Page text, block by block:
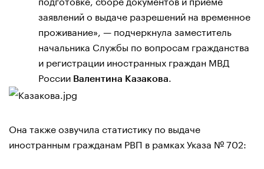
заявлений о выдаче разрешений на временное
проживание», — подчеркнула заместитель
начальника Службы по вопросам гражданства
и регистрации иностранных граждан МВД
России Валентина Казакова
Она также озвучила статистику по выдаче
иностранным гражданам РВП в рамках Указа № 702: